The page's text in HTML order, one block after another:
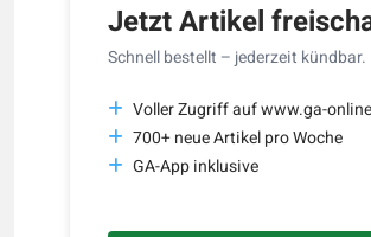
Jetzt Artikel
Schnell bestellt – jederzeit kündbar.
Voller Zugriff auf www.ga-
700+ neue Artikel pro Woche
GA-App inklusive